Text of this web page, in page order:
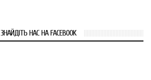
ЗНАЙДІТЬ НАС НА FACEBOOK